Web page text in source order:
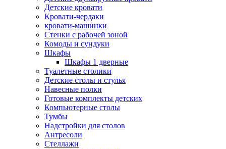
Детские кровати
Кровати-чердаки
кровати-машинки
Стенки с рабочей зоной
Комоды и сундуки
Шкафы
Шкафы 1 дверные
Туалетные столики
Детские столы и стулья
Навесные полки
Готовые комплекты детских
Компьютерные столы
Тумбы
Надстройки для столов
Антресоли
Стеллажи